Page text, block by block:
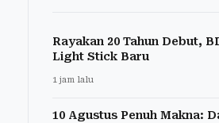
Rayakan 20 Tahun Debut,
Light Stick Baru
1 jam lalu
10 Agustus Penuh Makna: